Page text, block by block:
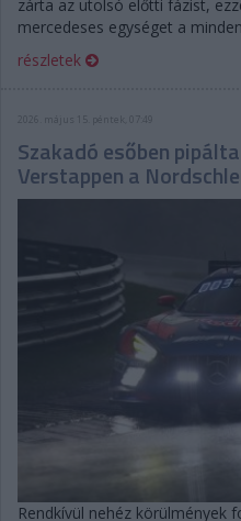
zárta az utolsó előtti fázist,
mercedeses egységet a
részletek
2026. május 15. péntek, 07:49
Szakadó esőben
Verstappen a
Rendkívül nehéz körülmények